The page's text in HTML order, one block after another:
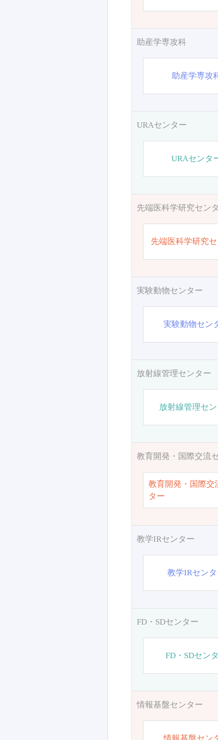
助産学専攻科
助産学専攻
URAセンター
URAセンタ
先端医科学研究セン
先端医科学研究
実験動物センター
実験動物セン
放射線管理センター
放射線管理セ
教育開発・国際交流
教育開発・国際交
ター
教学IRセンター
教学IRセン
FD・SDセンター
FD・SDセン
情報基盤センター